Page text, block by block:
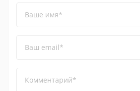
Ваше имя*
Ваш email*
Комментарий*